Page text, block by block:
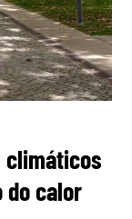
climáticos
do calor